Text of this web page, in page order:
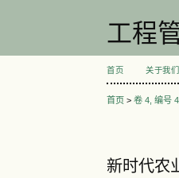
工程
首页 关于我们
首页 >卷 4, 编号
新时代农